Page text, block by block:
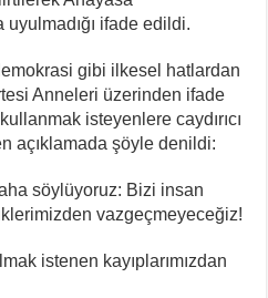
uyulmadığı ifade edildi.
gibi ilkesel hatlardan
Anneleri üzerinden ifade
isteyenlere caydırıcı
açıklamada şöyle denildi:
söylüyoruz: Bizi insan
vazgeçmeyeceğiz!
istenen kayıplarımızdan